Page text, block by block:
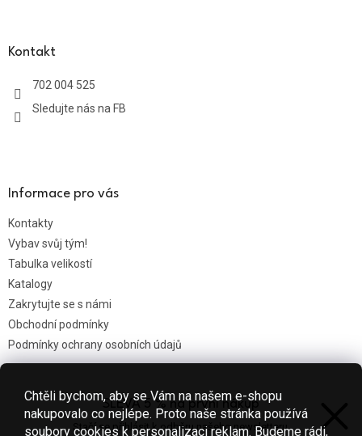
Chtěli bychom, aby se Vám na našem e-shopu
nakupovalo co nejlépe. Proto naše stránka používá
soubory cookies k personalizaci reklam. Budeme rádi,
Kontakt
702 004 525
Sledujte nás na FB
Informace pro vás
Kontakty
Vybav svůj tým!
Tabulka velikostí
Katalogy
Zakrytujte se s námi
Obchodní podmínky
Podmínky ochrany osobních údajů
Nákupní košík SLEVA 5 % na první nákup
Stačí se přihlásit k odběru našeho newsletteru.